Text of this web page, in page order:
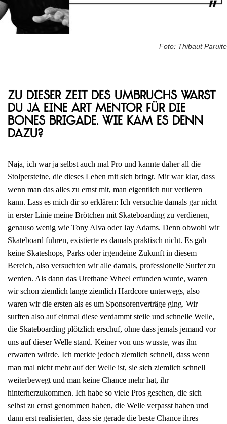
Foto: Thibaut Paruite
Zu dieser Zeit des Umbruchs warst
du ja eine Art Mentor für die
Bones Brigade. Wie kam es denn
dazu?
Naja, ich war ja selbst auch mal Pro und kannte daher all die
Stolpersteine, die dieses Leben mit sich bringt. Mir war klar, dass
wenn man das alles zu ernst mit, man eigentlich nur verlieren
kann. Lass es mich dir so erklären: Ich versuchte damals gar nicht
in erster Linie meine Brötchen mit Skateboarding zu verdienen,
genauso wenig wie Tony Alva oder Jay Adams. Denn obwohl wir
Skateboard fuhren, existierte es damals praktisch nicht. Es gab
keine Skateshops, Parks oder irgendeine Zukunft in diesem
Bereich, also versuchten wir alle damals, professionelle Surfer zu
werden. Als dann das Urethane Wheel erfunden wurde, waren
wir schon ziemlich lange ziemlich Hardcore unterwegs, also
waren wir die ersten als es um Sponsorenverträge ging. Wir
surften also auf einmal diese verdammt steile und schnelle Welle,
die Skateboarding plötzlich erschuf, ohne dass jemals jemand vor
uns auf dieser Welle stand. Keiner von uns wusste, was ihn
erwarten würde. Ich merkte jedoch ziemlich schnell, dass wenn
man mal nicht mehr auf der Welle ist, sie sich ziemlich schnell
weiterbewegt und man keine Chance mehr hat, ihr
hinterherzukommen. Ich habe so viele Pros gesehen, die sich
selbst zu ernst genommen haben, die Welle verpasst haben und
dann erst realisierten, dass sie gerade die beste Chance ihres